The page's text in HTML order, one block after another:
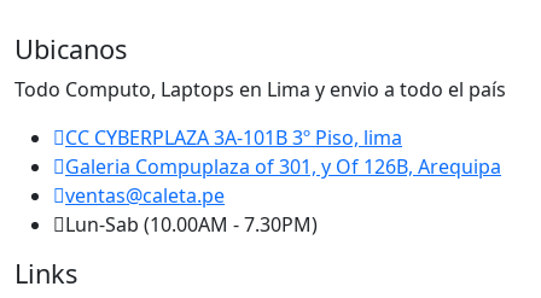
Ubicanos
Todo Computo, Laptops en Lima y envio a todo el país
CC CYBERPLAZA 3A-101B 3º Piso, lima
Galeria Compuplaza of 301, y Of 126B, Arequipa
ventas@caleta.pe
Lun-Sab (10.00AM - 7.30PM)
Links